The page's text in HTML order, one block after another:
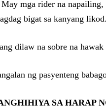
mga rider na napailing,
bigat sa kanyang likod.
dilaw na sobre na
ng pasyenteng
SA HARAP